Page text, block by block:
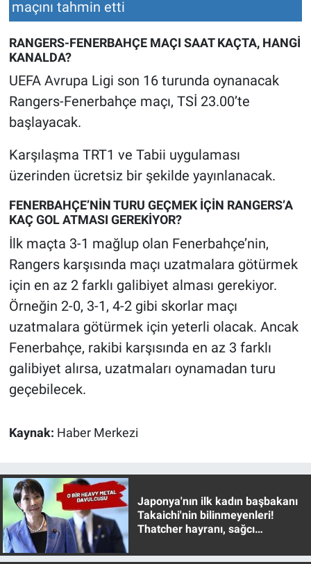
RANGERS-FENERBAHÇE MAÇI SAAT KAÇTA, HANGİ
KANALDA?
UEFA Avrupa Ligi son 16 turunda oynanacak
Rangers-Fenerbahçe maçı, TSİ 23.00’te
başlayacak.
Karşılaşma TRT1 ve Tabii uygulaması
üzerinden ücretsiz bir şekilde yayınlanacak.
FENERBAHÇE’NİN TURU GEÇMEK İÇİN RANGERS’A
KAÇ GOL ATMASI GEREKİYOR?
İlk maçta 3-1 mağlup olan Fenerbahçe’nin,
Rangers karşısında maçı uzatmalara götürmek
için en az 2 farklı galibiyet alması gerekiyor.
Örneğin 2-0, 3-1, 4-2 gibi skorlar maçı
uzatmalara götürmek için yeterli olacak. Ancak
Fenerbahçe, rakibi karşısında en az 3 farklı
galibiyet alırsa, uzatmaları oynamadan turu
geçebilecek.
Kaynak: Haber Merkezi
Japonya'nın ilk kadın başbakanı
Takaichi'nin bilinmeyenleri!
Thatcher hayranı, sağcı